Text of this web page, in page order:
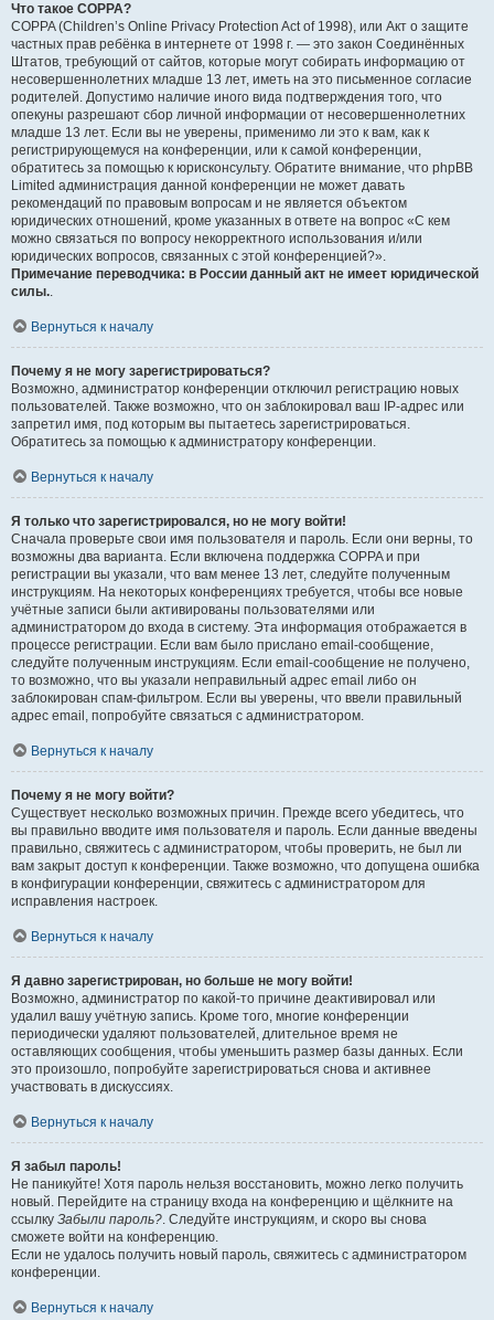
Что такое COPPA?
COPPA (Children’s Online Privacy Protection Act of 1998), или Акт о защите
частных прав ребёнка в интернете от 1998 г. — это закон Соединённых
Штатов, требующий от сайтов, которые могут собирать информацию от
несовершеннолетних младше 13 лет, иметь на это письменное согласие
родителей. Допустимо наличие иного вида подтверждения того, что
опекуны разрешают сбор личной информации от несовершеннолетних
младше 13 лет. Если вы не уверены, применимо ли это к вам, как к
регистрирующемуся на конференции, или к самой конференции,
обратитесь за помощью к юрисконсульту. Обратите внимание, что phpBB
Limited администрация данной конференции не может давать
рекомендаций по правовым вопросам и не является объектом
юридических отношений, кроме указанных в ответе на вопрос «С кем
можно связаться по вопросу некорректного использования и/или
юридических вопросов, связанных с этой конференцией?».
Примечание переводчика: в России данный акт не имеет юридической
силы..
Вернуться к началу
Почему я не могу зарегистрироваться?
Возможно, администратор конференции отключил регистрацию новых
пользователей. Также возможно, что он заблокировал ваш IP-адрес или
запретил имя, под которым вы пытаетесь зарегистрироваться.
Обратитесь за помощью к администратору конференции.
Вернуться к началу
Я только что зарегистрировался, но не могу войти!
Сначала проверьте свои имя пользователя и пароль. Если они верны, то
возможны два варианта. Если включена поддержка COPPA и при
регистрации вы указали, что вам менее 13 лет, следуйте полученным
инструкциям. На некоторых конференциях требуется, чтобы все новые
учётные записи были активированы пользователями или
администратором до входа в систему. Эта информация отображается в
процессе регистрации. Если вам было прислано email-сообщение,
следуйте полученным инструкциям. Если email-сообщение не получено,
то возможно, что вы указали неправильный адрес email либо он
заблокирован спам-фильтром. Если вы уверены, что ввели правильный
адрес email, попробуйте связаться с администратором.
Вернуться к началу
Почему я не могу войти?
Существует несколько возможных причин. Прежде всего убедитесь, что
вы правильно вводите имя пользователя и пароль. Если данные введены
правильно, свяжитесь с администратором, чтобы проверить, не был ли
вам закрыт доступ к конференции. Также возможно, что допущена ошибка
в конфигурации конференции, свяжитесь с администратором для
исправления настроек.
Вернуться к началу
Я давно зарегистрирован, но больше не могу войти!
Возможно, администратор по какой-то причине деактивировал или
удалил вашу учётную запись. Кроме того, многие конференции
периодически удаляют пользователей, длительное время не
оставляющих сообщения, чтобы уменьшить размер базы данных. Если
это произошло, попробуйте зарегистрироваться снова и активнее
участвовать в дискуссиях.
Вернуться к началу
Я забыл пароль!
Не паникуйте! Хотя пароль нельзя восстановить, можно легко получить
новый. Перейдите на страницу входа на конференцию и щёлкните на
ссылку Забыли пароль?. Следуйте инструкциям, и скоро вы снова
сможете войти на конференцию.
Если не удалось получить новый пароль, свяжитесь с администратором
конференции.
Вернуться к началу